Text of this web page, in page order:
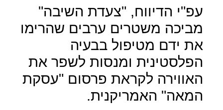
עפ"י הדיווח, "צעדת השיבה"
מביכה משטרים ערבים שהרימו
את ידם מטיפול בבעיה
הפלסטינית ומנסות לשפר את
האווירה לקראת פרסום "עסקת
המאה" האמריקנית.